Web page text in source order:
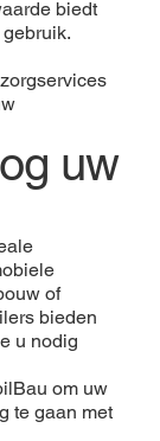
biedt
uw
of
bieden
u nodig
om uw
te gaan met